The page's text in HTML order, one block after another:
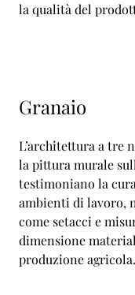
la qualità del
Granaio
L’architettura a tre
la pittura murale
testimoniano la
ambienti di lavoro,
come setacci e
dimensione
produzione agricola.